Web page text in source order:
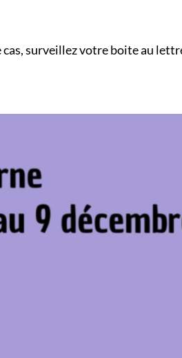
surveillez votre boite au